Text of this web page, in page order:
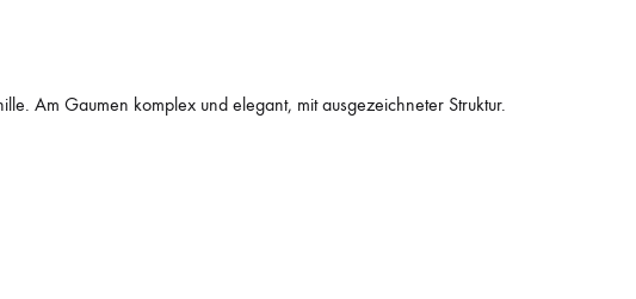
Am Gaumen komplex und elegant, mit ausgezeichneter Struktur.